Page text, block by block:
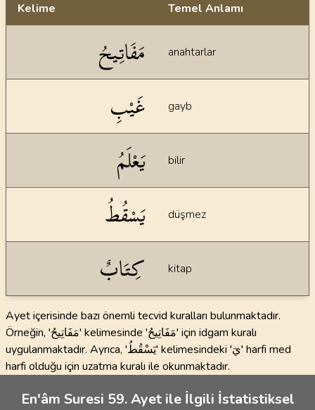
Kelime Temel Anlamı
مَفَاتِيحُ anahtarlar
غَيْبِ gayb
يَعْلَمُ bilir
يَسْقُطُ düşmez
كِتَابٌ kitap
Ayet içerisinde bazı önemli tecvid kuralları bulunmaktadır.
Örneğin, 'مَفَاتِيحُ' kelimesinde 'مَفَاتِيحُ' için idgam kuralı
uygulanmaktadır. Ayrıca, 'يَسْقُطُ' kelimesindeki 'يَ' harfi med
harfi olduğu için uzatma kuralı ile okunmaktadır.
En'âm Suresi 59. Ayet ile İlgili İstatistiksel